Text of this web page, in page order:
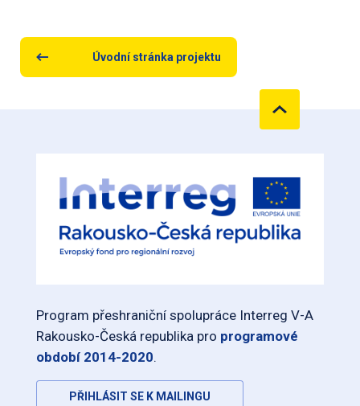
Úvodní stránka projektu
Program přeshraniční spolupráce Interreg V-A
Rakousko-Česká republika pro programové
období 2014-2020.
PŘIHLÁSIT SE K MAILINGU